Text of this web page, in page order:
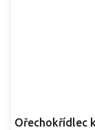
Ořechokřídlec